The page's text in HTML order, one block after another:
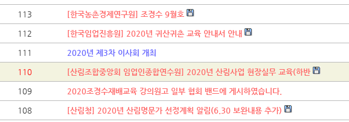
113 [한국농촌경제연구원] 조경수 9월호
112 [한국임업진흥원] 2020년 귀산귀촌 교육 안내서 안내
111 2020년 제3차 이사회 개최
110 [산림조합중앙회 임업인종합연수원] 2020년 산림사업 현장실무 교육(하반
109 2020조경수재배교육 강의원고 일부 협회 밴드에 게시하였습니다.
108 [산림청] 2020년 산림명문가 선정계획 알림(6.30 보완내용 추가)